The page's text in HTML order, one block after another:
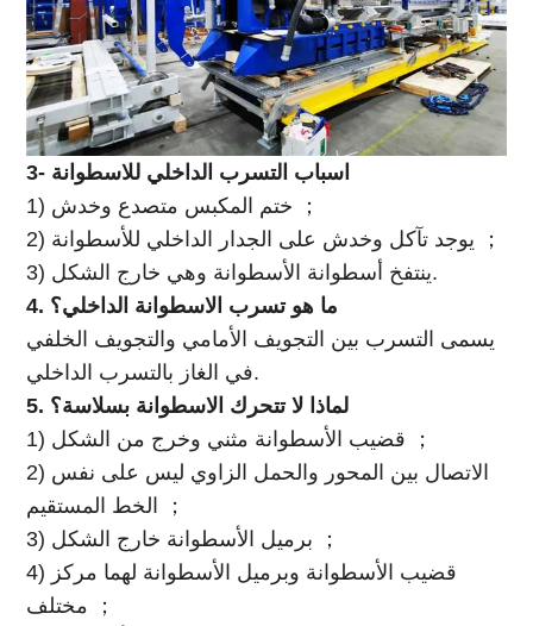
3- اسباب التسرب الداخلي للاسطوانة
1) ختم المكبس متصدع وخدش ；
2) يوجد تآكل وخدش على الجدار الداخلي للأسطوانة ；
3) ينتفخ أسطوانة الأسطوانة وهي خارج الشكل.
4. ما هو تسرب الاسطوانة الداخلي؟
يسمى التسرب بين التجويف الأمامي والتجويف الخلفي
في الغاز بالتسرب الداخلي.
5. لماذا لا تتحرك الاسطوانة بسلاسة؟
1) قضيب الأسطوانة مثني وخرج من الشكل ；
2) الاتصال بين المحور والحمل الزاوي ليس على نفس
الخط المستقيم ；
3) برميل الأسطوانة خارج الشكل ；
4) قضيب الأسطوانة وبرميل الأسطوانة لهما مركز
مختلف ；